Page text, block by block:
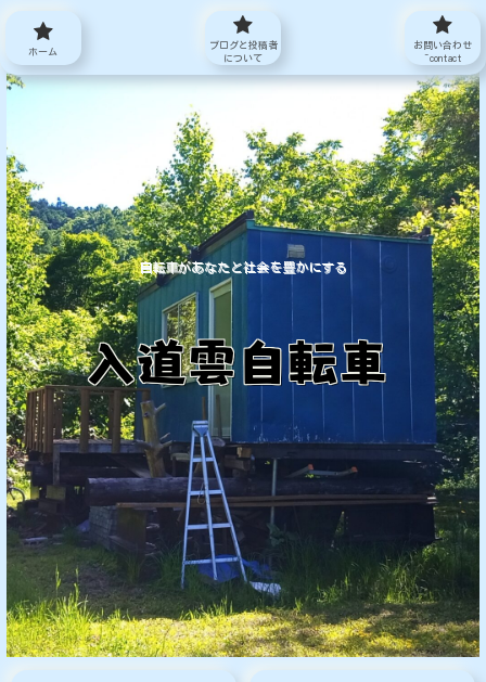
自転車があなたと社会を豊かにする
ホーム
ブログと投稿者
について
お問い合わせ
~contact